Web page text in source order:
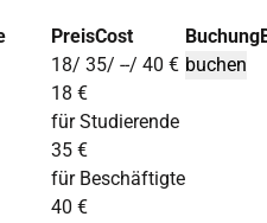
PreisCost Buchung
18/ 35/ --/ 40 €
18 €
für Studierende
35 €
für Beschäftigte
40 €